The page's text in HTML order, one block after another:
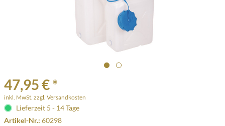
47,95 € *
inkl. MwSt. zzgl. Versandkosten
Lieferzeit 5 - 14 Tage
Artikel-Nr.: 60298